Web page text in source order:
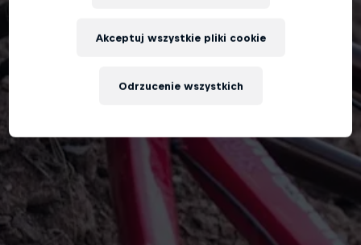
Odrzucenie wszystkich
Akceptuj wszystkie pliki cookie